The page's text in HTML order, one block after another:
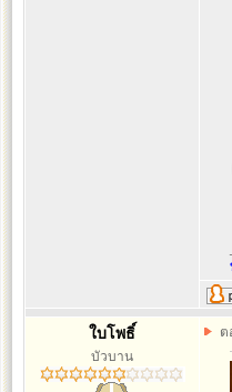
ใบโพธิ์
บัวบาน
ต